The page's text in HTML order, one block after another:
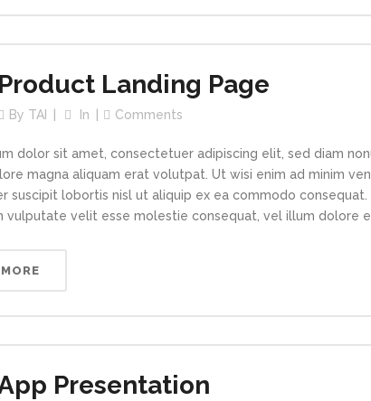
Product Landing Page
By TAI In Comments
dolor sit amet, consectetuer adipiscing elit, sed diam
magna aliquam erat volutpat. Ut wisi enim ad minim
suscipit lobortis nisl ut aliquip ex ea commodo
vulputate velit esse molestie consequat, vel illum dolore
Presentation